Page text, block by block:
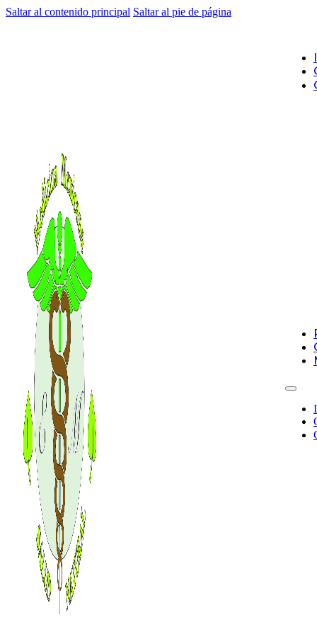
Saltar al contenido principal Saltar al pie de página